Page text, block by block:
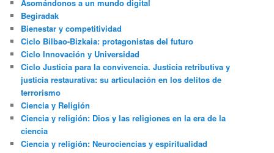
Asomándonos a un mundo digital
Begiradak
Bienestar y competitividad
Ciclo Bilbao-Bizkaia: protagonistas del futuro
Ciclo Innovación y Universidad
Ciclo Justicia para la convivencia. Justicia retributiva y
justicia restaurativa: su articulación en los delitos de
terrorismo
Ciencia y Religión
Ciencia y religión: Dios y las religiones en la era de la
ciencia
Ciencia y religión: Neurociencias y espiritualidad